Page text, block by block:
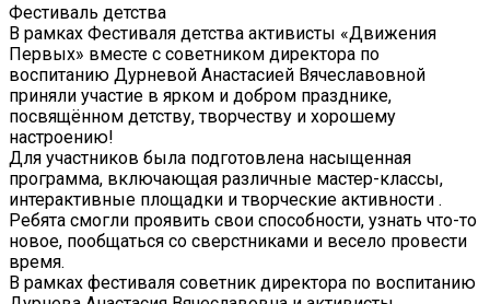
Фестиваль детства
В рамках Фестиваля детства активисты «Движения
Первых» вместе с советником директора по
воспитанию Дурневой Анастасией Вячеславовной
приняли участие в ярком и добром празднике,
посвящённом детству, творчеству и хорошему
настроению!
Для участников была подготовлена насыщенная
программа, включающая различные мастер-классы,
интерактивные площадки и творческие активности .
Ребята смогли проявить свои способности, узнать что-то
новое, пообщаться со сверстниками и весело провести
время.
В рамках фестиваля советник директора по воспитанию